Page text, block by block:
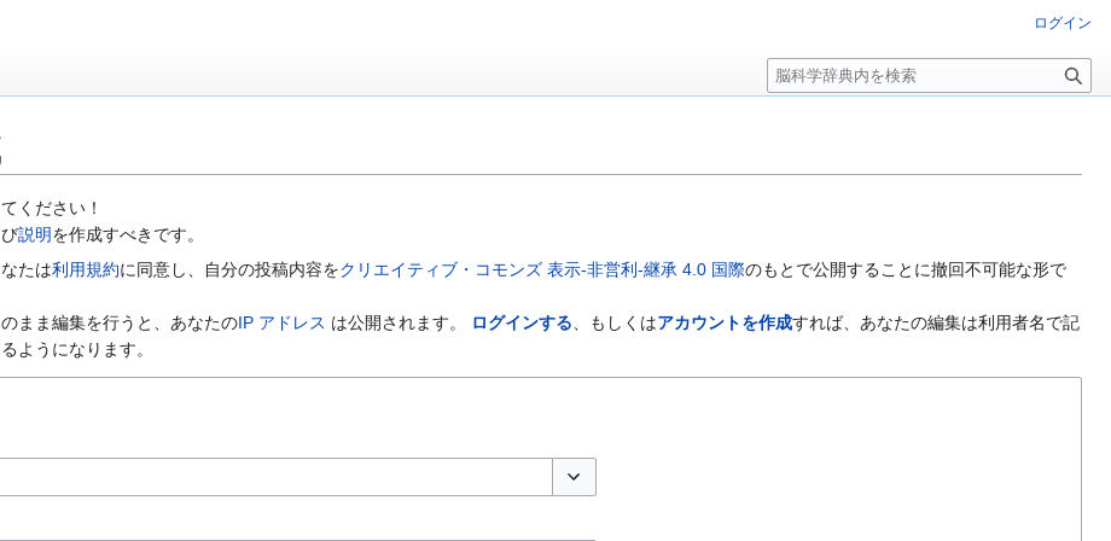
てください！
説明を作成すべきです。
たは利用規約に同意し、自分の投稿内容をクリエイティブ・コモンズ 表示-非営利-継承 4.0 国際のもとで公開することに撤回不可能な形で
まま編集を行うと、あなたのIP アドレス は公開されます。 ログインする、もしくはアカウントを作成すれば、あなたの編集は利用者名で記
ようになります。
ログイン
検
索